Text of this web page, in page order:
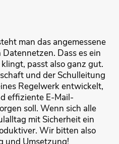
man das angemessene
Dass es ein
passt also ganz gut.
und der Schulleitung
Regelwerk entwickelt,
effiziente E-Mail-
soll. Wenn sich alle
mit Sicherheit ein
Wir bitten also
und Umsetzung!